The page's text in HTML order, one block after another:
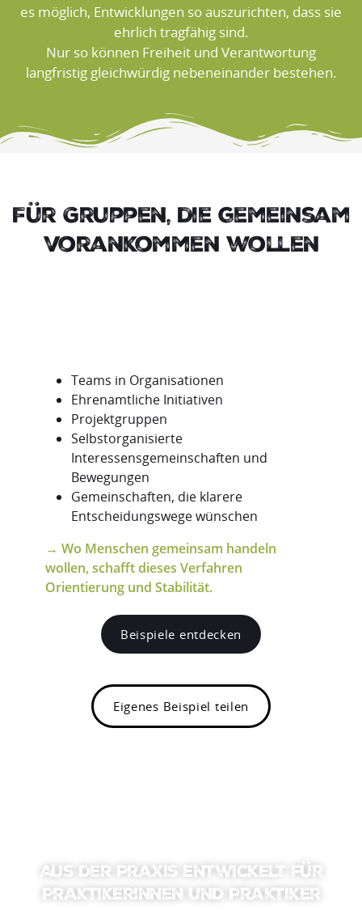
es möglich, Entwicklungen so auszurichten, dass sie
ehrlich tragfähig sind.
Nur so können Freiheit und Verantwortung
langfristig gleichwürdig nebeneinander bestehen.
Für Gruppen, die gemeinsam
vorankommen wollen
Teams in Organisationen
Ehrenamtliche Initiativen
Projektgruppen
Selbstorganisierte
Interessensgemeinschaften und
Bewegungen
Gemeinschaften, die klarere
Entscheidungswege wünschen
→ Wo Menschen gemeinsam handeln
wollen, schafft dieses Verfahren
Orientierung und Stabilität.
Beispiele entdecken
Eigenes Beispiel teilen
Aus der Praxis entwickelt für
Praktikerinnen und Praktiker